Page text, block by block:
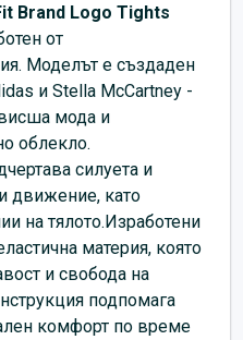
Brand Logo Tights
от
Моделът е създаден
и Stella McCartney -
мода и
облекло.
силуета и
движение, като
на тялото.Изработени
материя, която
и свобода на
подпомага
комфорт по време